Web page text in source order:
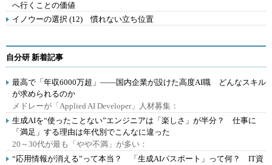
へ行くことの価値
イノウーの選択 (12) 慣れない立ち位置
自分研 新着記事
最高で「年収6000万超」――国内企業が設けた高度AI職 どんなスキル
が求められるのか
メドレーが「Applied AI Developer」人材募集：
生成AIを“使ったことない”エンジニアは「楽しさ」が半分？ 仕事に
「満足」する理由は年代別でこんなに違った
20～30代が最も「やや不満」が多い：
“応用情報が消える”って本当？ 「生成AIパスポート」って何？ IT資